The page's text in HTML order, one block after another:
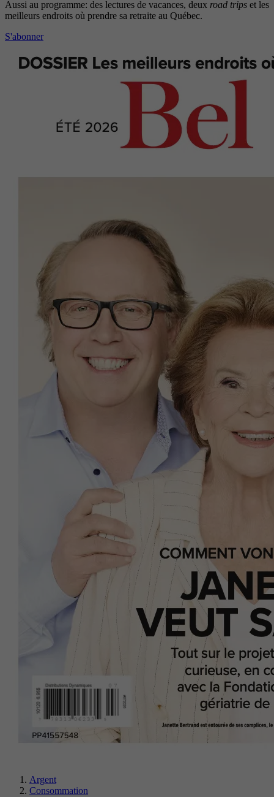
Aussi au programme: des lectures de vacances, deux road trips et les
meilleurs endroits où prendre sa retraite au Québec.
S'abonner
Argent
Consommation